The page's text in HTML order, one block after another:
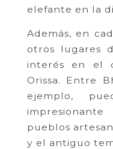
elefante en la
Además, en
otros lugares
interés en el
Orissa. Entre
ejemplo,
pueblos
y el antiguo